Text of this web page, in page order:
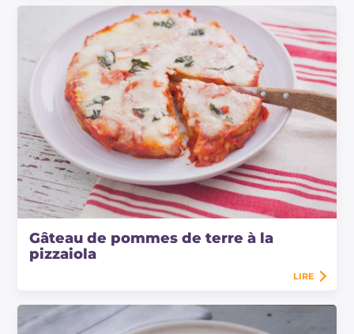
Gâteau de pommes de terre à la
pizzaiola
LIRE